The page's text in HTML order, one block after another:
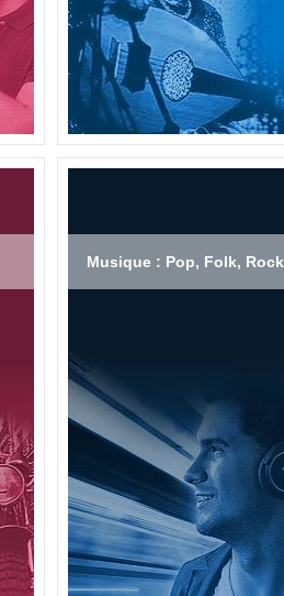
Musique : Pop, Folk, Rock